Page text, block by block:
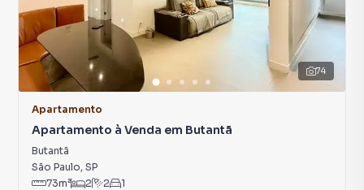
74
Apartamento
Apartamento à Venda em Butantã
Butantã
São Paulo, SP
73m² 2 2 1